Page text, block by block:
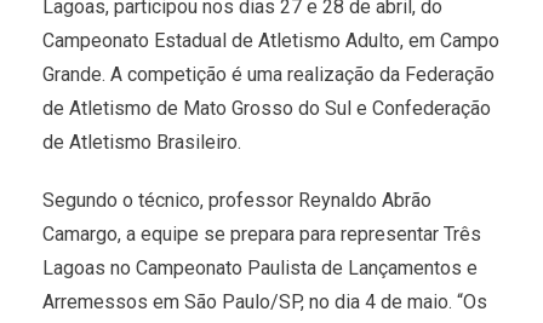
Lagoas, participou nos dias 27 e 28 de abril, do
Campeonato Estadual de Atletismo Adulto, em Campo
Grande. A competição é uma realização da Federação
de Atletismo de Mato Grosso do Sul e Confederação
de Atletismo Brasileiro.
Segundo o técnico, professor Reynaldo Abrão
Camargo, a equipe se prepara para representar Três
Lagoas no Campeonato Paulista de Lançamentos e
Arremessos em São Paulo/SP, no dia 4 de maio. “Os